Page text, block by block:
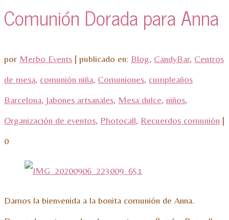
Comunión Dorada para Anna
por Merbo Events | publicado en: Blog, CandyBar, Centros
de mesa, comunión niña, Comuniones, cumpleaños
Barcelona, Jabones artsanales, Mesa dulce, niños,
Organización de eventos, Photocall, Recuerdos comunión |
0
Damos la bienvenida a la bonita comunión de Anna.